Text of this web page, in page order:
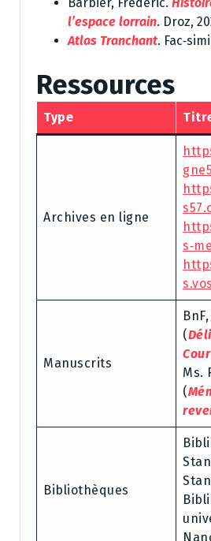
l’espace lorrain. Droz,
Atlas Tranchant.
Ressources
Type
Archives en ligne
Manuscrits
(
Ms.
(
Bibliothèques